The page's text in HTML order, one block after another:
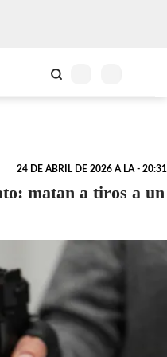
24 DE ABRIL DE 2026 A LA - 20:31
matan a tiros a un